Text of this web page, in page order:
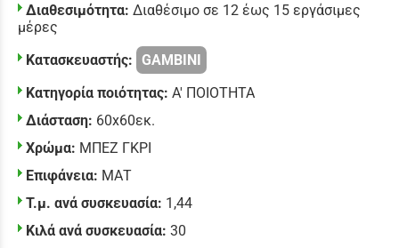
Διαθεσιμότητα: Διαθέσιμο σε 12 έως 15 εργάσιμες
μέρες
Κατασκευαστής:
GAMBINI
Κατηγορία ποιότητας: Α' ΠΟΙΟΤΗΤΑ
Διάσταση: 60x60εκ.
Χρώμα: ΜΠΕΖ ΓΚΡΙ
Επιφάνεια: ΜΑΤ
Τ.μ. ανά συσκευασία: 1,44
Κιλά ανά συσκευασία: 30